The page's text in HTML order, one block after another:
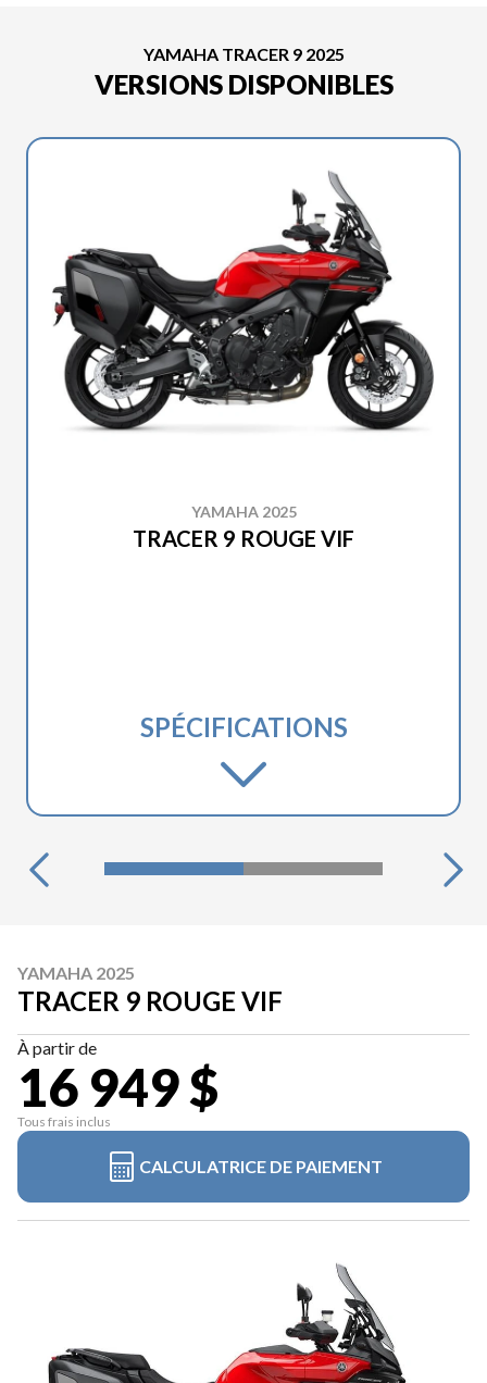
YAMAHA TRACER 9 2025
VERSIONS DISPONIBLES
YAMAHA 2025
TRACER 9 ROUGE VIF
SPÉCIFICATIONS
YAMAHA 2025
TRACER 9 ROUGE VIF
À partir de
16 949 $
Tous frais inclus
CALCULATRICE DE PAIEMENT